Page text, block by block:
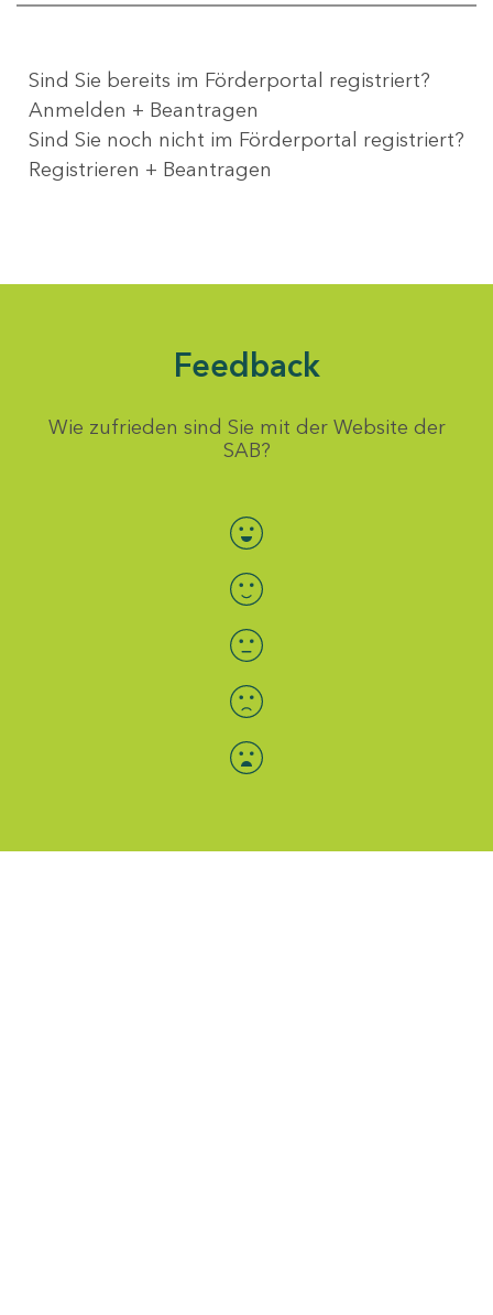
Sind Sie bereits im Förderportal registriert?
Anmelden + Beantragen
Sind Sie noch nicht im Förderportal registriert?
Registrieren + Beantragen
Feedback
Wie zufrieden sind Sie mit der Website der
SAB?
Bewertung auswählen